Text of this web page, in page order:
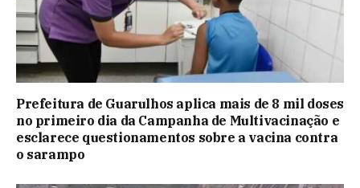
Prefeitura de Guarulhos aplica mais de 8 mil doses
no primeiro dia da Campanha de Multivacinação e
esclarece questionamentos sobre a vacina contra
o sarampo